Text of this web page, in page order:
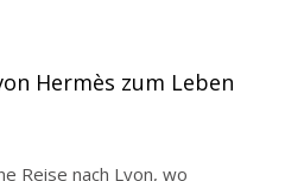
Hermès zum Leben
Reise nach Lyon, wo